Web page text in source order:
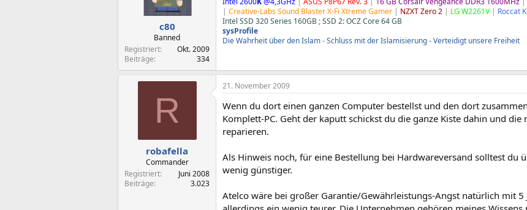
c80
Banned
Registriert
Okt. 2009
Beiträge
334
| Creative-Labs Sound Blaster X-Fi Xtreme Gamer | NZXT Zero 2 | LG W2261V | Roccat
Intel SSD 320 Series 160GB ; SSD 2: OCZ Core 64 GB
sysProfile
Die Wahrheit über den Islam - Schluss mit der Islamisierung - Verteidigt unsere Freiheit
R
robafella
Commander
Registriert
Juni 2008
Beiträge
3.023
21. November 2009
Wenn du dort einen ganzen Computer bestellst und den dort
Komplett-PC. Geht der kaputt schickst du die ganze Kiste dahin und
reparieren.
Als Hinweis noch, für eine Bestellung bei Hardwareversand solltest du
wenig günstiger.
Atelco wäre bei großer Garantie/Gewährleistungs-Angst natürlich mit